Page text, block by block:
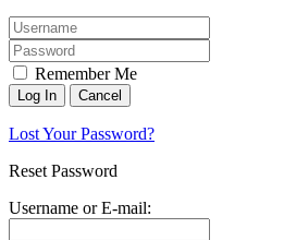
Remember Me
Lost Your Password?
Reset Password
Username or E-mail: